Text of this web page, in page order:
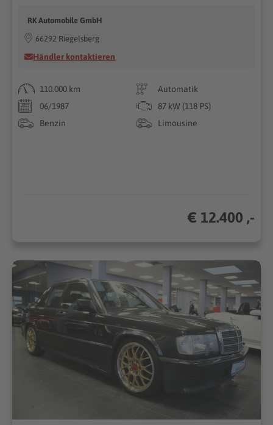
RK Automobile GmbH
66292 Riegelsberg
Händler kontaktieren
110.000 km
Automatik
06/1987
87 kW (118 PS)
Benzin
Limousine
€ 12.400 ,-